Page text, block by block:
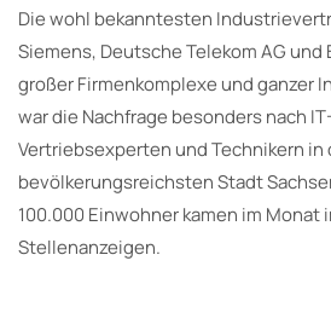
Die wohl bekanntesten
Siemens, Deutsche Telekom AG und
großer Firmenkomplexe und ganzer
war die Nachfrage besonders nach
Vertriebsexperten und Technikern in
bevölkerungsreichsten Stadt
100.000 Einwohner kamen im Monat
Stellenanzeigen.